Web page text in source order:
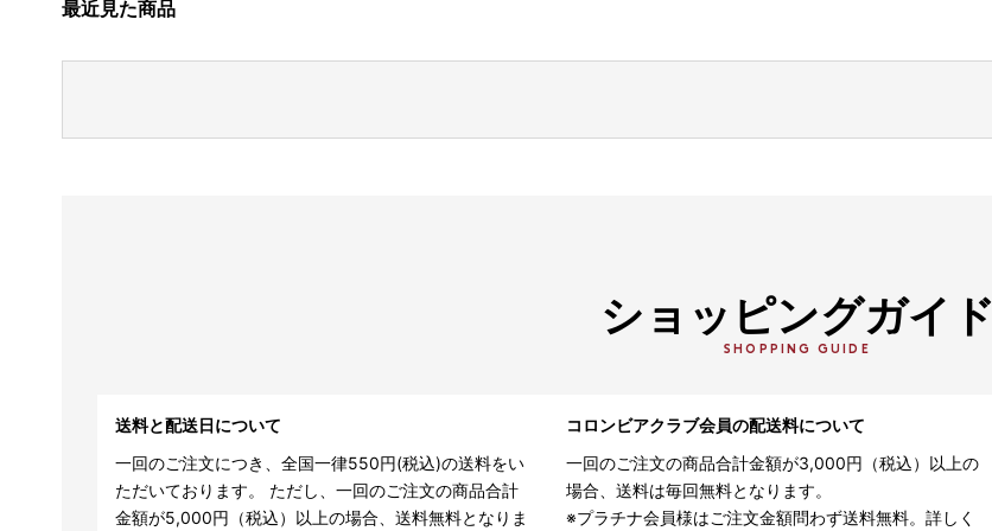
最近見た商品
ショッピングガイド
SHOPPING GUIDE
送料と配送日について
一回のご注文につき、全国一律550円(税込)の送料をい
ただいております。 ただし、一回のご注文の商品合計
金額が5,000円（税込）以上の場合、送料無料となりま
コロンビアクラブ会員の配送料について
一回のご注文の商品合計金額が3,000円（税込）以上の
場合、送料は毎回無料となります。
※プラチナ会員様はご注文金額問わず送料無料。詳しく